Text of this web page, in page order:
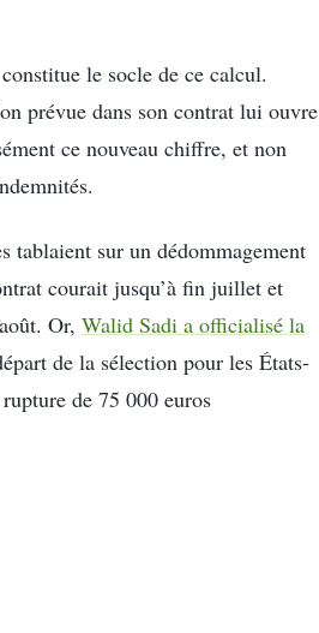
le socle de ce calcul.
prévue dans son contrat lui ouvre
ce nouveau chiffre, et non
tablaient sur un dédommagement
courait jusqu’à fin juillet et
Or, Walid Sadi a officialisé la
de la sélection pour les États-
de 75 000 euros